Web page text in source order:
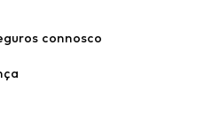
connosco